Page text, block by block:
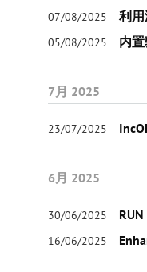
07/08/2025 利
05/08/2025 内
7月 2025
23/07/2025
6月 2025
30/06/2025
16/06/2025